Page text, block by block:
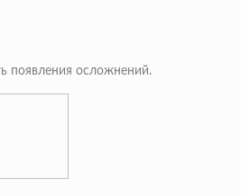
появления осложнений.